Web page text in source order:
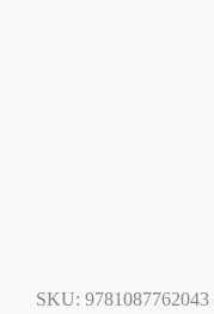
SKU: 9781087762043